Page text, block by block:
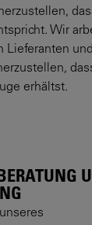
Wir
Lieferanten
erhältst.